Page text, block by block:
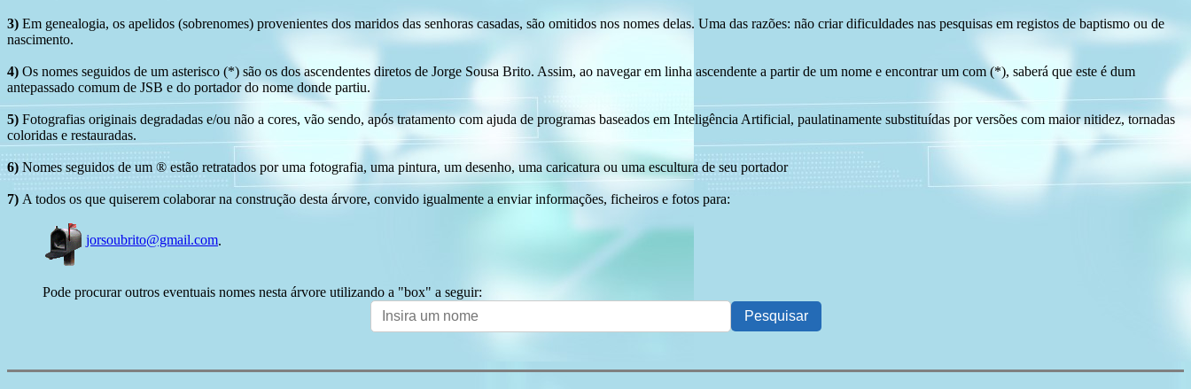
3) Em genealogia, os apelidos (sobrenomes) provenientes dos maridos das senhoras casadas, são omitidos nos nomes delas. Uma das razões: não criar dificuldades nas pesquisas em registos de baptismo ou de
nascimento.
4) Os nomes seguidos de um asterisco (*) são os dos ascendentes diretos de Jorge Sousa Brito. Assim, ao navegar em linha ascendente a partir de um nome e encontrar um com (*), saberá que este é dum
antepassado comum de JSB e do portador do nome donde partiu.
5) Fotografias originais degradadas e/ou não a cores, vão sendo, após tratamento com ajuda de programas baseados em Inteligência Artificial, paulatinamente substituídas por versões com maior nitidez, tornadas
coloridas e restauradas.
6) Nomes seguidos de um ® estão retratados por uma fotografia, uma pintura, um desenho, uma caricatura ou uma escultura de seu portador
7) A todos os que quiserem colaborar na construção desta árvore, convido igualmente a enviar informações, ficheiros e fotos para:
jorsoubrito@gmail.com
Pode procurar outros eventuais nomes nesta árvore utilizando a "box" a seguir: